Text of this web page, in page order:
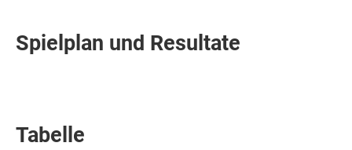
Spielplan und Resultate
Tabelle